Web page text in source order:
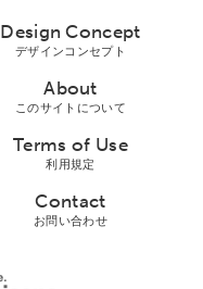
Design Concept
デザインコンセプト
About
このサイトについて
Terms of Use
利用規定
Contact
お問い合わせ